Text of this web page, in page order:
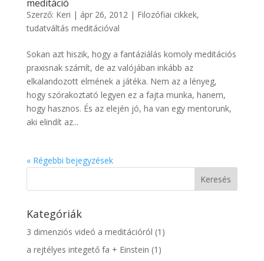
meditáció
Szerző: Keri | ápr 26, 2012| Filozófiai cikkek,
tudatváltás meditációval
Sokan azt hiszik, hogy a fantáziálás komoly meditációs
praxisnak számít, de az valójában inkább az
elkalandozott elmének a játéka. Nem az a lényeg,
hogy szórakoztató legyen ez a fajta munka, hanem,
hogy hasznos. És az elején jó, ha van egy mentorunk,
aki elindít az...
« Régebbi bejegyzések
Kategóriák
3 dimenziós videó a meditációról (1)
a rejtélyes integető fa + Einstein (1)